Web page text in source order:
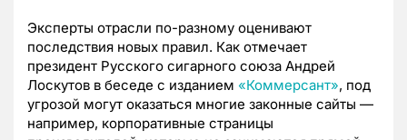
Эксперты отрасли по-разному оценивают
последствия новых правил. Как отмечает
президент Русского сигарного союза Андрей
Лоскутов в беседе с изданием «Коммерсант», под
угрозой могут оказаться многие законные сайты —
например, корпоративные страницы